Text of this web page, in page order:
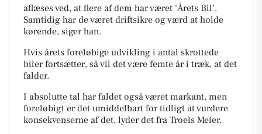
aflæses ved, at flere af dem har været ‘Årets Bil’.
Samtidig har de været driftsikre og værd at holde
kørende, siger han.
Hvis årets foreløbige udvikling i antal skrottede
biler fortsætter, så vil det være femte år i træk, at det
falder.
I absolutte tal har faldet også været markant, men
foreløbigt er det umiddelbart for tidligt at vurdere
konsekvenserne af det, lyder det fra Troels Meier.